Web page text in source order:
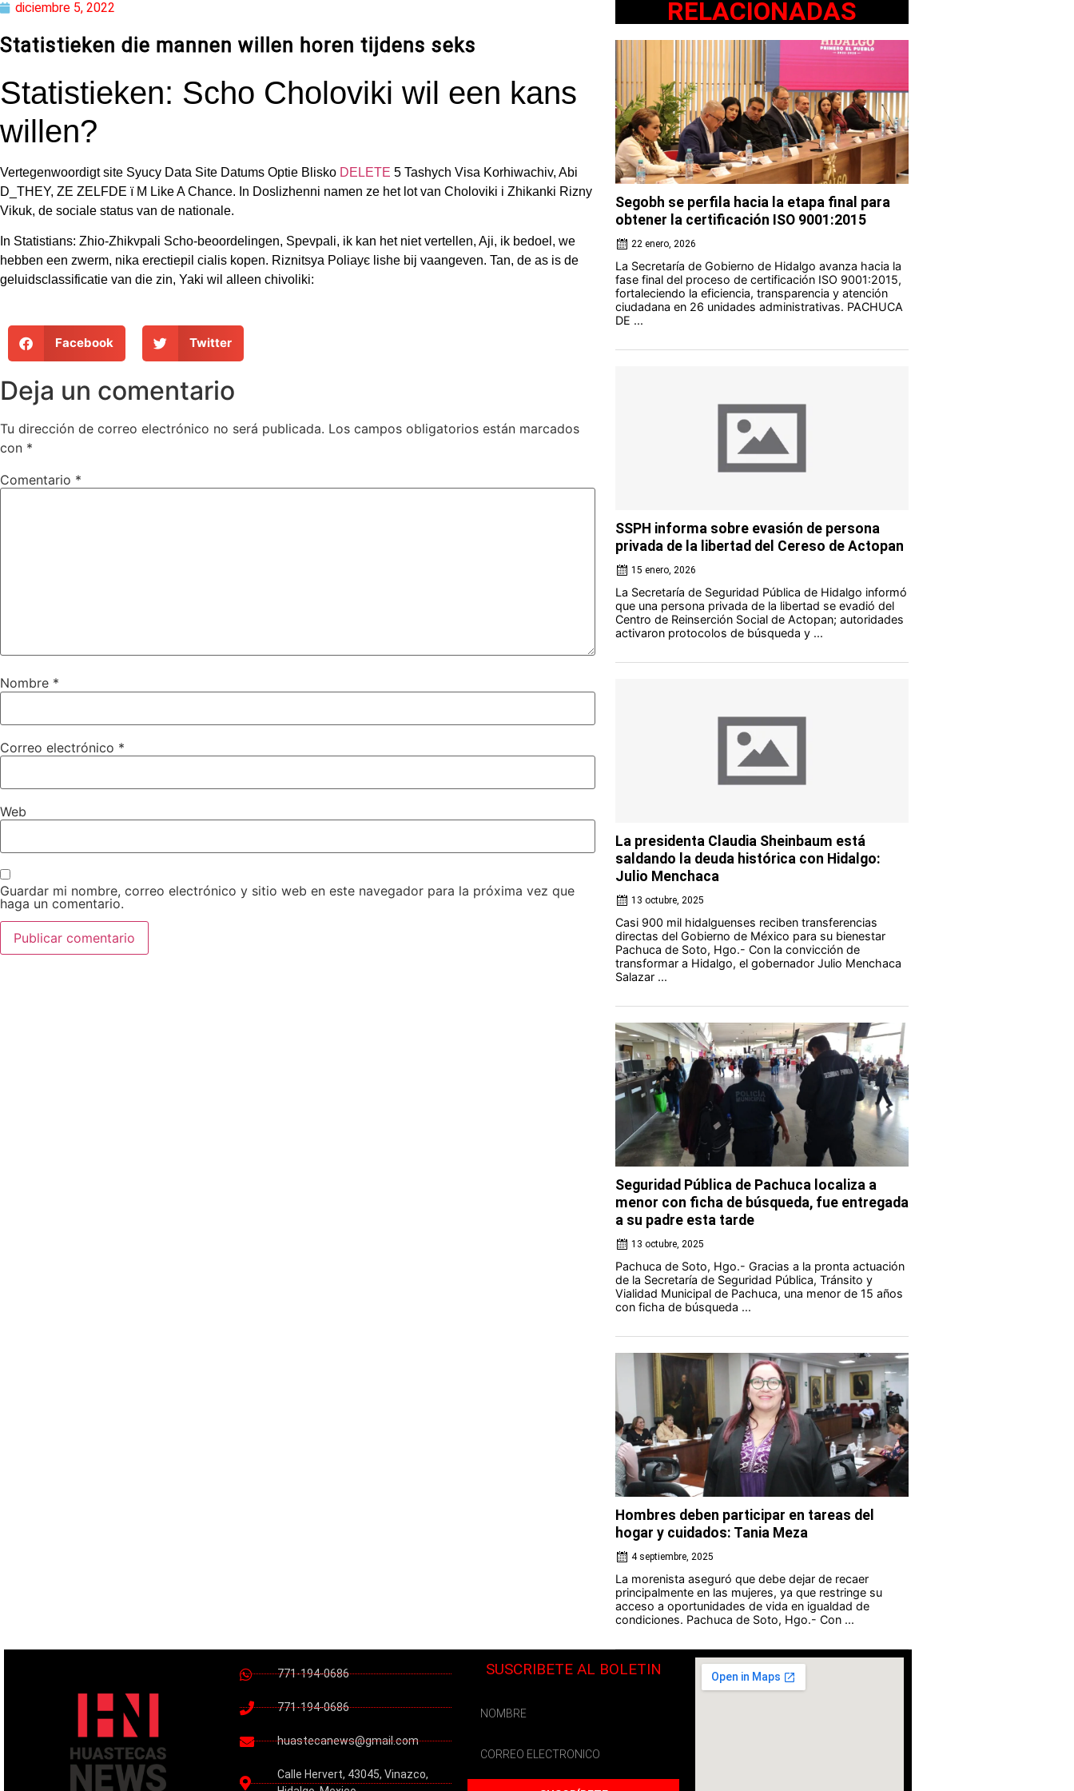
diciembre 5, 2022
Statistieken die mannen willen horen tijdens seks
Statistieken: Scho Choloviki wil een kans
willen?
Vertegenwoordigt site Syucy Data Site Datums Optie Blisko DELETE 5 Tashych Visa Korhiwachiv, Abi
D_THEY, ZE ZELFDE ї M Like A Chance. In Doslіzhenni namen ze het lot van Cholovіki і Zhіkanki Rіzny
Vikuk, de sociale status van de nationale.
In Statistians: Zhio-Zhіkvpali Scho-beoordelingen, Spevpali, ik kan het niet vertellen, Aji, ik bedoel, we
hebben een zwerm, nika erectiepil cialis kopen. Riznitsya Poliayє lishe bij vaangeven. Tan, de as is de
geluidsclassificatie van die zin, Yakі wil alleen chivolіki:
Facebook Twitter
Deja un comentario
Tu dirección de correo electrónico no será publicada. Los campos obligatorios están marcados
con *
Comentario *
Nombre *
Correo electrónico *
Web
Guardar mi nombre, correo electrónico y sitio web en este navegador para la próxima vez que
haga un comentario.
RELACIONADAS
Segobh se perfila hacia la etapa final para
obtener la certificación ISO 9001:2015
22 enero, 2026
La Secretaría de Gobierno de Hidalgo avanza hacia la
fase final del proceso de certificación ISO 9001:2015,
fortaleciendo la eficiencia, transparencia y atención
ciudadana en 26 unidades administrativas. PACHUCA
DE ...
SSPH informa sobre evasión de persona
privada de la libertad del Cereso de Actopan
15 enero, 2026
La Secretaría de Seguridad Pública de Hidalgo informó
que una persona privada de la libertad se evadió del
Centro de Reinserción Social de Actopan; autoridades
activaron protocolos de búsqueda y ...
La presidenta Claudia Sheinbaum está
saldando la deuda histórica con Hidalgo:
Julio Menchaca
13 octubre, 2025
Casi 900 mil hidalguenses reciben transferencias
directas del Gobierno de México para su bienestar
Pachuca de Soto, Hgo.- Con la convicción de
transformar a Hidalgo, el gobernador Julio Menchaca
Salazar ...
Seguridad Pública de Pachuca localiza a
menor con ficha de búsqueda, fue entregada
a su padre esta tarde
13 octubre, 2025
Pachuca de Soto, Hgo.- Gracias a la pronta actuación
de la Secretaría de Seguridad Pública, Tránsito y
Vialidad Municipal de Pachuca, una menor de 15 años
con ficha de búsqueda ...
Hombres deben participar en tareas del
hogar y cuidados: Tania Meza
4 septiembre, 2025
La morenista aseguró que debe dejar de recaer
principalmente en las mujeres, ya que restringe su
acceso a oportunidades de vida en igualdad de
condiciones. Pachuca de Soto, Hgo.- Con ...
771-194-0686
771-194-0686
huastecanews@gmail.com
Calle Hervert, 43045, Vinazco,
SUSCRIBETE AL BOLETIN